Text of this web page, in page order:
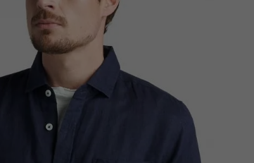
chaqueta
poleron
abrigo